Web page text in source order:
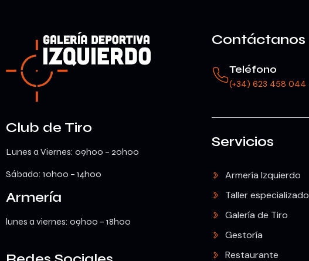
Club de Tiro
Lunes a Viernes: 09h00 – 20h00
Sábado: 10h00 – 14h00
Armería
lunes a viernes: 09h00 – 18h00
Contáctanos
Teléfono
(+34) 623 458 044
Servicios
Armería Izquierdo
Taller especializado
Galería de Tiro
Gestoría
Restaurante